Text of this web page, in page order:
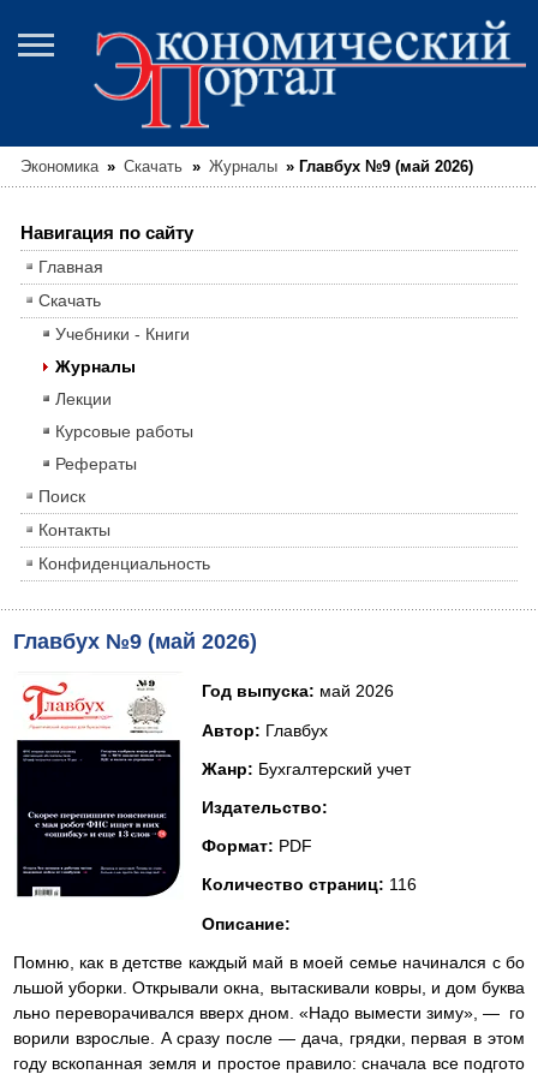
Экономика » Скачать » Журналы » Главбух №9 (май 2026)
Навигация по сайту
Главная
Скачать
Учебники - Книги
Журналы
Лекции
Курсовые работы
Рефераты
Поиск
Контакты
Конфиденциальность
Главбух №9 (май 2026)
Год выпуска: май 2026
Автор: Главбух
Жанр: Бухгалтерский учет
Издательство:
Формат: PDF
Количество страниц: 116
Описание:
Помню, как в детстве каждый май в моей семье начинался с бо
льшой уборки. Открывали окна, вытаскивали ковры, и дом буква
льно переворачивался вверх дном. «Надо вымести зиму», — го
ворили взрослые. А сразу после — дача, грядки, первая в этом
году вскопанная земля и простое правило: сначала все подгото